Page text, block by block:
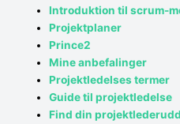
Introduktion til scrum-
Projektplaner
Prince2
Mine anbefalinger
Projektledelses termer
Guide til projektledelse
Find din